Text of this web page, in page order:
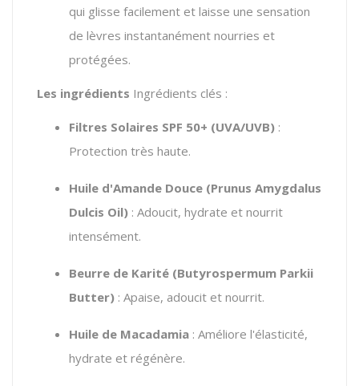
qui glisse facilement et laisse une sensation
de lèvres instantanément nourries et
protégées.
Les ingrédients Ingrédients clés :
Filtres Solaires SPF 50+ (UVA/UVB) :
Protection très haute.
Huile d'Amande Douce (Prunus Amygdalus
Dulcis Oil) : Adoucit, hydrate et nourrit
intensément.
Beurre de Karité (Butyrospermum Parkii
Butter) : Apaise, adoucit et nourrit.
Huile de Macadamia : Améliore l'élasticité,
hydrate et régénère.